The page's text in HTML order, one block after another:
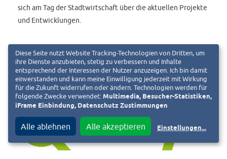
sich am Tag der Stadtwirtschaft über die aktuellen Projekte
und Entwicklungen.
Diese Seite nutzt Website Tracking-Technologien von Dritten, um
ihre Dienste anzubieten, stetig zu verbessern und Inhalte
entsprechend der Interessen der Nutzer anzuzeigen. Ich bin damit
einverstanden und kann meine Einwilligung jederzeit mit Wirkung
für die Zukunft widerrufen oder ändern. Technologien werden für
folgende Zwecke verwendet: Multimedia, Besucher-Statistiken,
iFrame Einbindung, Datenschutz Zustimmungen
Alle ablehnen Alle akzeptieren Einstellungen...